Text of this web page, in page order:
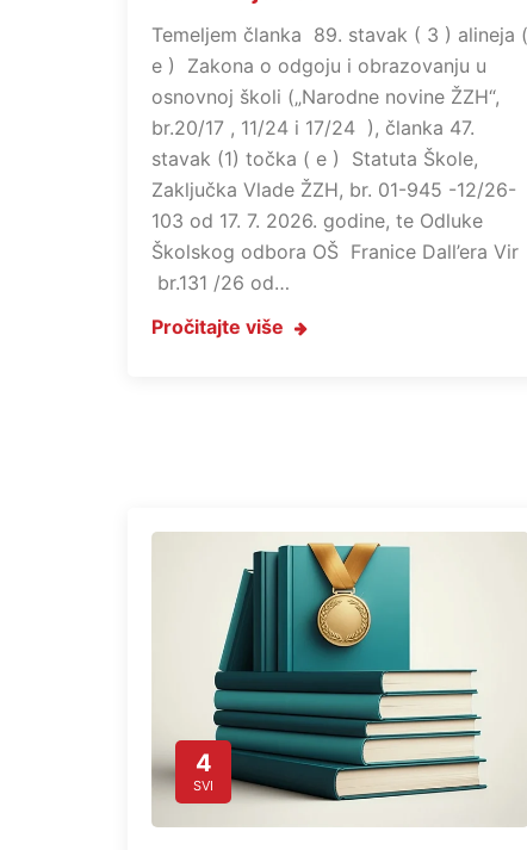
Temeljem članka 89. stavak ( 3 ) alineja (
e ) Zakona o odgoju i obrazovanju u
osnovnoj školi („Narodne novine ŽZH“,
br.20/17 , 11/24 i 17/24 ), članka 47.
stavak (1) točka ( e ) Statuta Škole,
Zaključka Vlade ŽZH, br. 01-945 -12/26-
103 od 17. 7. 2026. godine, te Odluke
Školskog odbora OŠ Franice Dall’era Vir
br.131 /26 od…
Pročitajte više
4
SVI